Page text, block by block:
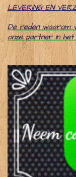
LEVERING EN
De reden waarom
onze partner in